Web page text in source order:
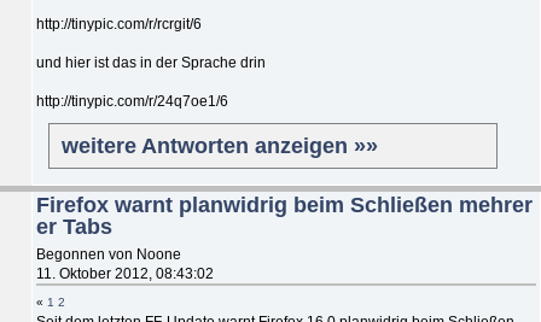
http://tinypic.com/r/rcrgit/6
und hier ist das in der Sprache drin
http://tinypic.com/r/24q7oe1/6
weitere Antworten anzeigen »»
Firefox warnt planwidrig beim Schließen mehrer
er Tabs
Begonnen von Noone
11. Oktober 2012, 08:43:02
« 1 2